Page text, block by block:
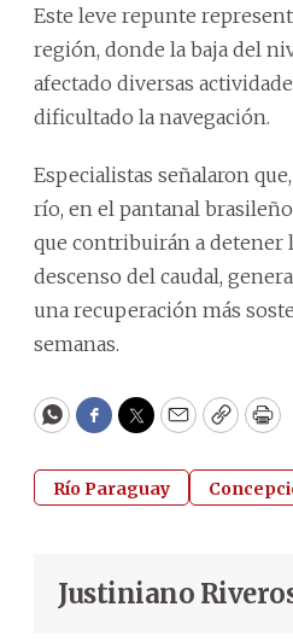
Este leve repunte
región, donde la baja del
afectado diversas
dificultado la navegación.
Especialistas señalaron
río, en el pantanal
que contribuirán a detener
descenso del caudal,
una recuperación más
semanas.
WhatsApp
Facebook
Twitter
EmailCopy
Río Paraguay
Justiniano